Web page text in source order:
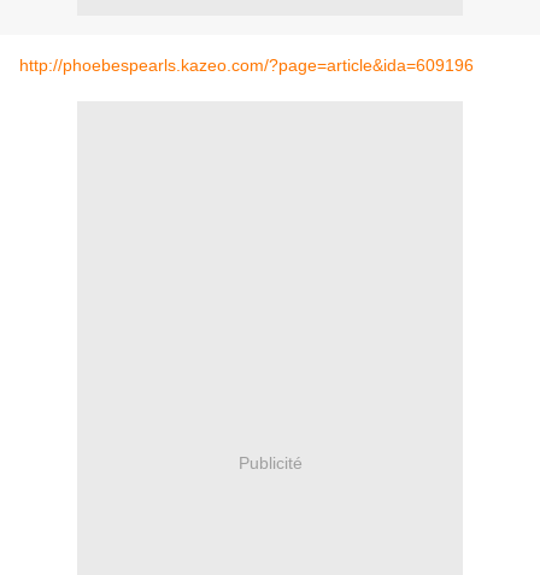
http://phoebespearls.kazeo.com/?page=article&ida=609196
Publicité